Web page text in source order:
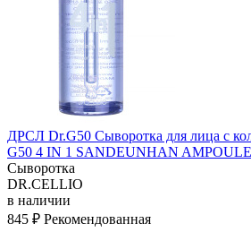
ДРСЛ Dr.G50 Сыворотка для лица с
G50 4 IN 1 SANDEUNHAN
Сыворотка
DR.CELLIO
в наличии
845 ₽ Рекомендованная